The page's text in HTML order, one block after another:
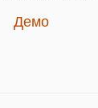
Демо